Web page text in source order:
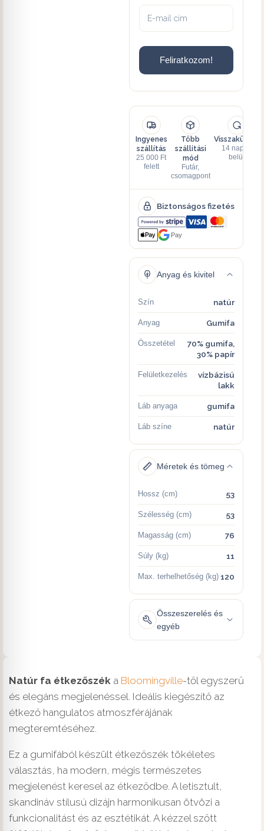
Feliratkozom!
Ingyenes
szállítás
25 000 Ft
felett
Több
szállítási
mód
Futár,
csomagpont
Visszaküldés
14 napon
belül
Biztonságos fizetés
Pay
Anyag és kivitel
Szín natúr
Anyag Gumifa
Összetétel
70% gumifa,
30% papír
Felületkezelés
vízbázisú
lakk
Láb anyaga gumifa
Láb színe natúr
Méretek és tömeg
Hossz (cm) 53
Szélesség (cm) 53
Magasság (cm) 76
Súly (kg) 11
Max. terhelhetőség (kg) 120
Összeszerelés és
egyéb
Natúr fa étkezőszék a Bloomingville-től egyszerű
és elegáns megjelenéssel. Ideális kiegészítő az
étkező hangulatos atmoszférájának
megteremtéséhez.
Ez a gumifából készült étkezőszék tökéletes
választás, ha modern, mégis természetes
megjelenést keresel az étkeződbe. A letisztult,
skandináv stílusú dizájn harmonikusan ötvözi a
funkcionalitást és az esztétikát. A kézzel szőtt